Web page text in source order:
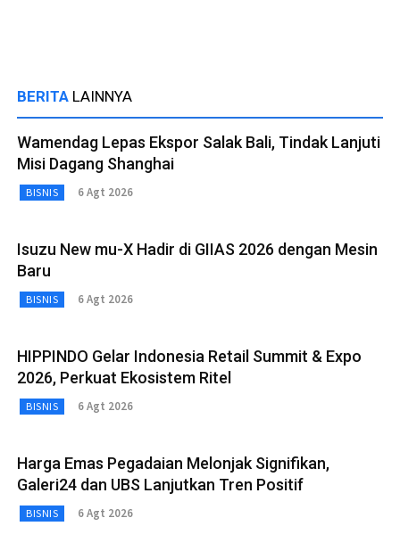
BERITA LAINNYA
Wamendag Lepas Ekspor Salak Bali, Tindak Lanjuti
Misi Dagang Shanghai
BISNIS 6 Agt 2026
Isuzu New mu-X Hadir di GIIAS 2026 dengan Mesin
Baru
BISNIS 6 Agt 2026
HIPPINDO Gelar Indonesia Retail Summit & Expo
2026, Perkuat Ekosistem Ritel
BISNIS 6 Agt 2026
Harga Emas Pegadaian Melonjak Signifikan,
Galeri24 dan UBS Lanjutkan Tren Positif
BISNIS 6 Agt 2026